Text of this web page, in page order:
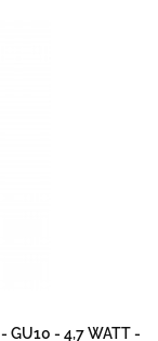
GU10 - 4,7 WATT -